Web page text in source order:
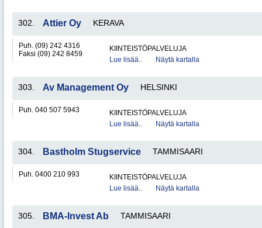
302. Attier Oy KERAVA
Puh. (09) 242 4316
Faksi (09) 242 8459
KIINTEISTÖPALVELUJA
Lue lisää..
Näytä kartalla
303. Av Management Oy HELSINKI
Puh. 040 507 5943
KIINTEISTÖPALVELUJA
Lue lisää..
Näytä kartalla
304. Bastholm Stugservice TAMMISAARI
Puh. 0400 210 993
KIINTEISTÖPALVELUJA
Lue lisää..
Näytä kartalla
305. BMA-Invest Ab TAMMISAARI